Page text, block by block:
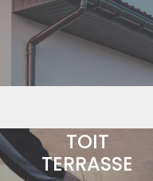
TOIT
TERRASSE